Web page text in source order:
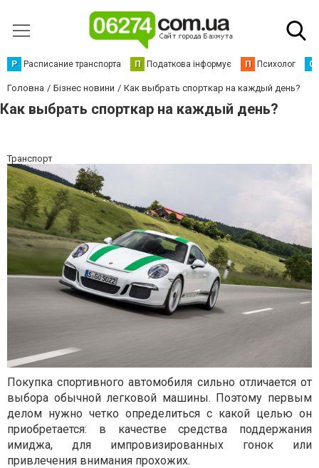
Р Расписание транспорта П Податкова інформує П Психолог С
Головна Бізнес новини Как выбрать спорткар на каждый день?
Как выбрать спорткар на каждый день?
Транспорт
Покупка спортивного автомобиля сильно отличается от
выбора обычной легковой машины. Поэтому первым
делом нужно четко определиться с какой целью он
приобретается: в качестве средства поддержания
имиджа, для импровизированных гонок или
привлечения внимания прохожих.